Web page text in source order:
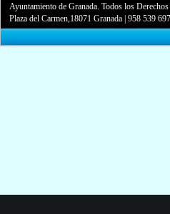
Ayuntamiento de Granada. Todos los Derechos
Plaza del Carmen,18071 Granada |958 539 697